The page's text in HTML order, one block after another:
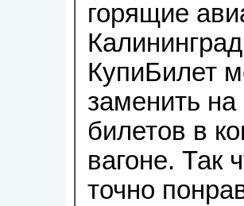
горящие
КупиБилет
заменить на
билетов в
вагоне. Так
точно